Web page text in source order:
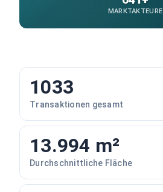
MARKTAKTEURE
1033
Transaktionen gesamt
13.994 m²
Durchschnittliche Fläche